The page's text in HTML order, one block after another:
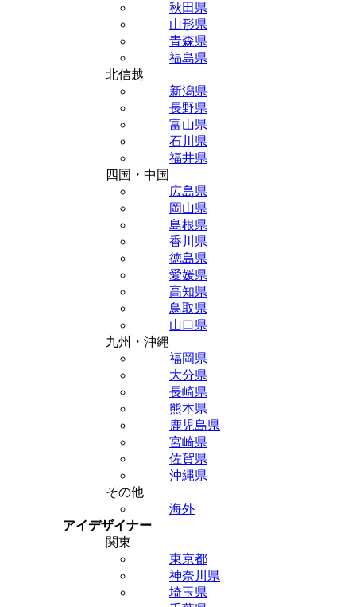
秋田県
山形県
青森県
福島県
北信越
新潟県
長野県
富山県
石川県
福井県
四国・中国
広島県
岡山県
島根県
香川県
徳島県
愛媛県
高知県
鳥取県
山口県
九州・沖縄
福岡県
大分県
長崎県
熊本県
鹿児島県
宮崎県
佐賀県
沖縄県
その他
海外
アイデザイナー
関東
東京都
神奈川県
埼玉県